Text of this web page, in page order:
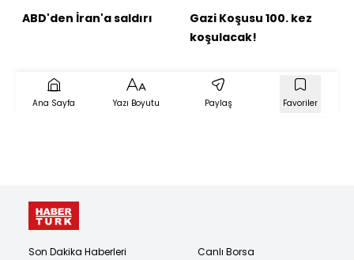
ABD'den İran'a saldırı
Gazi Koşusu 100. kez
koşulacak!
Ana Sayfa Yazı Boyutu Paylaş Favoriler
Son Dakika Haberleri
Canlı Borsa